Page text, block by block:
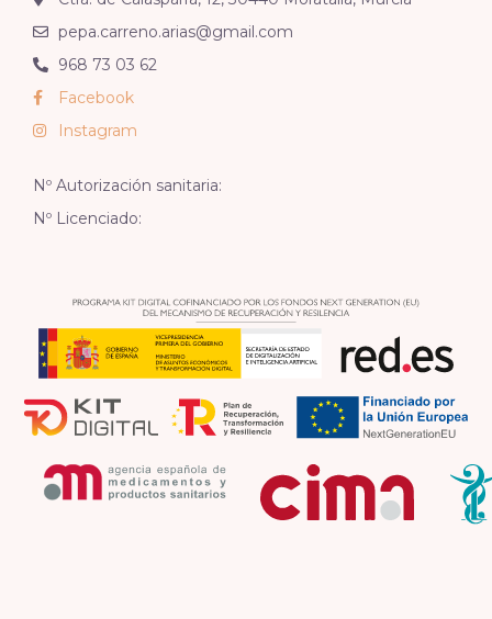
pepa.carreno.arias@gmail.com
968 73 03 62
Facebook
Instagram
Nº Autorización sanitaria:
Nº Licenciado: